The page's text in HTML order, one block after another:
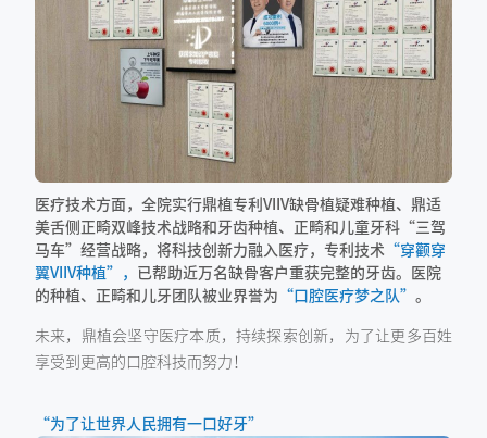
医疗技术方面，全院实行鼎植专利VIIV缺骨植疑难种植、鼎适
美舌侧正畸双峰技术战略和牙齿种植、正畸和儿童牙科“三驾
马车”经营战略，将科技创新力融入医疗，专利技术 “穿颧穿
翼VIIV种植”
， 已帮助近万名缺骨客户重获完整的牙齿。医院
的种植、正畸和儿牙团队被业界誉为 “口腔医疗梦之队” 。
未来，鼎植会坚守医疗本质，持续探索创新，为了让更多百姓
享受到更高的口腔科技而努力！
“为了让世界人民拥有一口好牙”